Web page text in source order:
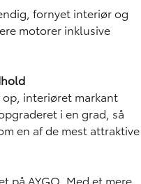
fornyet interiør og
motorer inklusive
interiøret markant
i en grad, så
en af de mest attraktive
på AYGO. Med et mere